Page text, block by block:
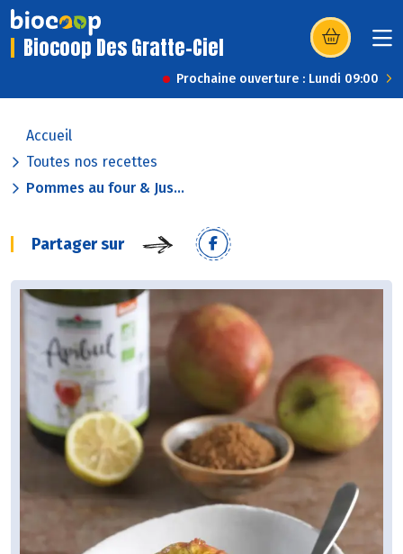
Biocoop Des Gratte-Ciel (s’ouvre dans
Prochaine ouverture : Lundi 09:00
Accueil
Toutes nos recettes
Pommes au four & Jus...
Partager sur